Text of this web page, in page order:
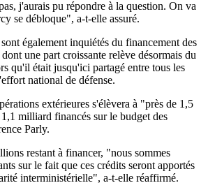
j'aurais pu répondre à la question. On va
se débloque", a-t-elle assuré.
également inquiétés du financement des
une part croissante relève désormais du
qu'il était jusqu'ici partagé entre tous les
national de défense.
extérieures s'élèvera à "près de 1,5
milliard financés sur le budget des
Parly.
restant à financer, "nous sommes
sur le fait que ces crédits seront apportés
interministérielle", a-t-elle réaffirmé.